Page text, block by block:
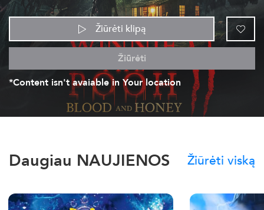
Žiūrėti klipą
Žiūrėti
*Content isn't avaiable in Your location
Daugiau NAUJIENOS Žiūrėti viską